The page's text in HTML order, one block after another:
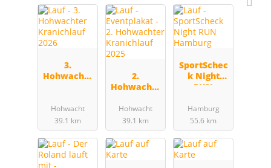
3.
Hohwachte
2026
Hohwacht
39.1 km
2.
Hohwachte
Kranichlauf
2025
Hohwacht
39.1 km
SportSchec
k Night
RUN
Hamburg
55.6 km